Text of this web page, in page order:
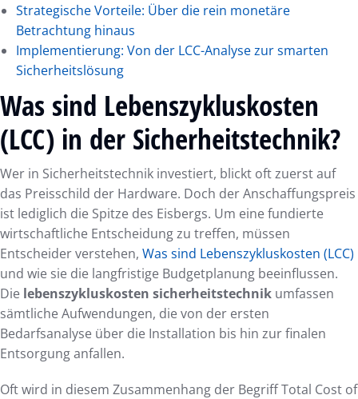
Strategische Vorteile: Über die rein monetäre
Betrachtung hinaus
Implementierung: Von der LCC-Analyse zur smarten
Sicherheitslösung
Was sind Lebenszykluskosten
(LCC) in der Sicherheitstechnik?
Wer in Sicherheitstechnik investiert, blickt oft zuerst auf
das Preisschild der Hardware. Doch der Anschaffungspreis
ist lediglich die Spitze des Eisbergs. Um eine fundierte
wirtschaftliche Entscheidung zu treffen, müssen
Entscheider verstehen, Was sind Lebenszykluskosten (LCC)
und wie sie die langfristige Budgetplanung beeinflussen.
Die lebenszykluskosten sicherheitstechnik umfassen
sämtliche Aufwendungen, die von der ersten
Bedarfsanalyse über die Installation bis hin zur finalen
Entsorgung anfallen.
Oft wird in diesem Zusammenhang der Begriff Total Cost of